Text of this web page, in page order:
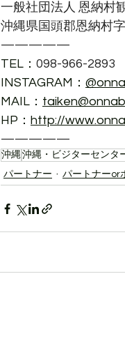
一般社団法人 恩納村
沖縄県国頭郡恩納村
—————
TEL： 098-966-2893
INSTAGRAM：
MAIL：
HP： http://
—————
沖縄沖縄・ビジターセンタ
パートナー
パートナーor